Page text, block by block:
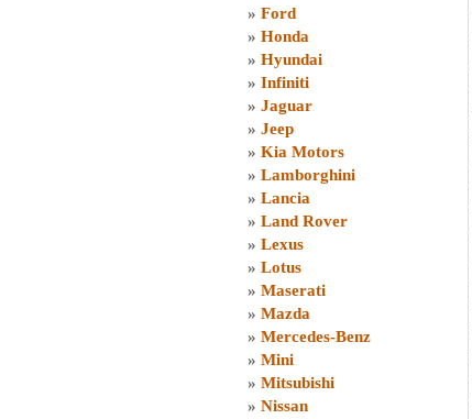
» Ford
» Honda
» Hyundai
» Infiniti
» Jaguar
» Jeep
» Kia Motors
» Lamborghini
» Lancia
» Land Rover
» Lexus
» Lotus
» Maserati
» Mazda
» Mercedes-Benz
» Mini
» Mitsubishi
» Nissan